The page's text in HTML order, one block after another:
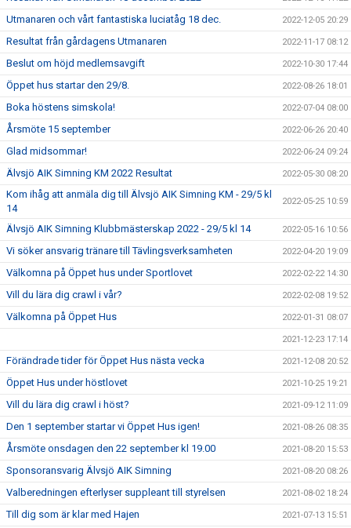
Utmanaren och vårt fantastiska luciatåg 18 dec. 2022-12-05 20:29
Resultat från gårdagens Utmanaren 2022-11-17 08:12
Beslut om höjd medlemsavgift 2022-10-30 17:44
Öppet hus startar den 29/8. 2022-08-26 18:01
Boka höstens simskola! 2022-07-04 08:00
Årsmöte 15 september 2022-06-26 20:40
Glad midsommar! 2022-06-24 09:24
Älvsjö AIK Simning KM 2022 Resultat 2022-05-30 08:20
Kom ihåg att anmäla dig till Älvsjö AIK Simning KM - 29/5 kl
14
2022-05-25 10:59
Älvsjö AIK Simning Klubbmästerskap 2022 - 29/5 kl 14 2022-05-16 10:56
Vi söker ansvarig tränare till Tävlingsverksamheten 2022-04-20 19:09
Välkomna på Öppet hus under Sportlovet 2022-02-22 14:30
Vill du lära dig crawl i vår? 2022-02-08 19:52
Välkomna på Öppet Hus 2022-01-31 08:07
2021-12-23 17:14
Förändrade tider för Öppet Hus nästa vecka 2021-12-08 20:52
Öppet Hus under höstlovet 2021-10-25 19:21
Vill du lära dig crawl i höst? 2021-09-12 11:09
Den 1 september startar vi Öppet Hus igen! 2021-08-26 08:35
Årsmöte onsdagen den 22 september kl 19.00 2021-08-20 15:53
Sponsoransvarig Älvsjö AIK Simning 2021-08-20 08:26
Valberedningen efterlyser suppleant till styrelsen 2021-08-02 18:24
Till dig som är klar med Hajen 2021-07-13 15:51